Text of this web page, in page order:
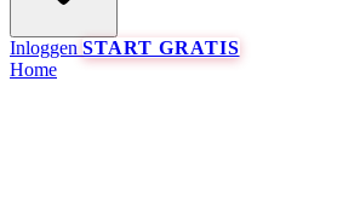
Inloggen START GRATIS
Home